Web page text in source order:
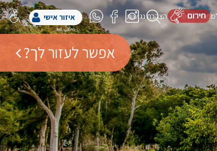
הפיס הצהרת נגישות איזור אישי
אפשר לעזור לך?